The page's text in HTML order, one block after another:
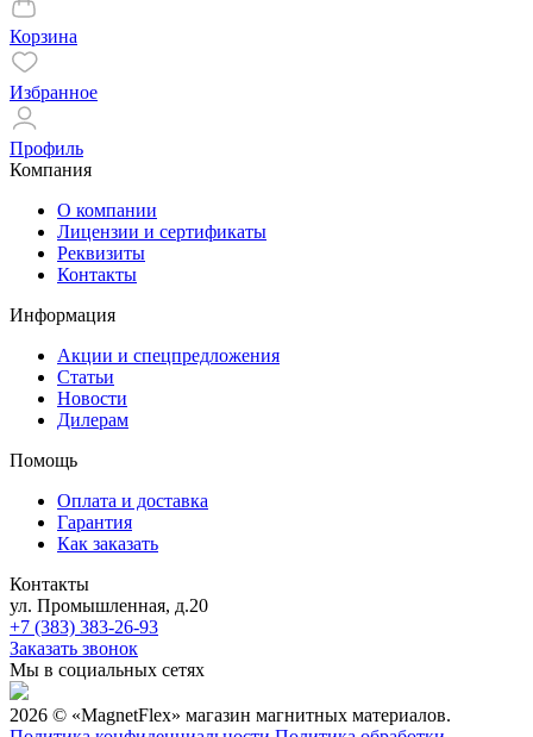
Корзина
Избранное
Профиль
Компания
О компании
Лицензии и сертификаты
Реквизиты
Контакты
Информация
Акции и спецпредложения
Статьи
Новости
Дилерам
Помощь
Оплата и доставка
Гарантия
Как заказать
Контакты
ул. Промышленная, д.20
+7 (383) 383-26-93
Заказать звонок
Мы в социальных сетях
2026 © «MagnetFlex» магазин магнитных материалов.